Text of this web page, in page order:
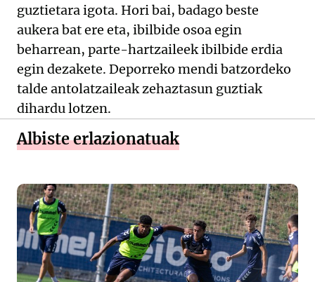
guztietara igota. Hori bai, badago beste
aukera bat ere eta, ibilbide osoa egin
beharrean, parte-hartzaileek ibilbide erdia
egin dezakete. Deporreko mendi batzordeko
talde antolatzaileak zehaztasun guztiak
dihardu lotzen.
Albiste erlazionatuak